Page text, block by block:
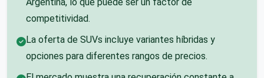
competitividad.
La oferta de SUVs incluye variantes híbridas y
opciones para diferentes rangos de precios.